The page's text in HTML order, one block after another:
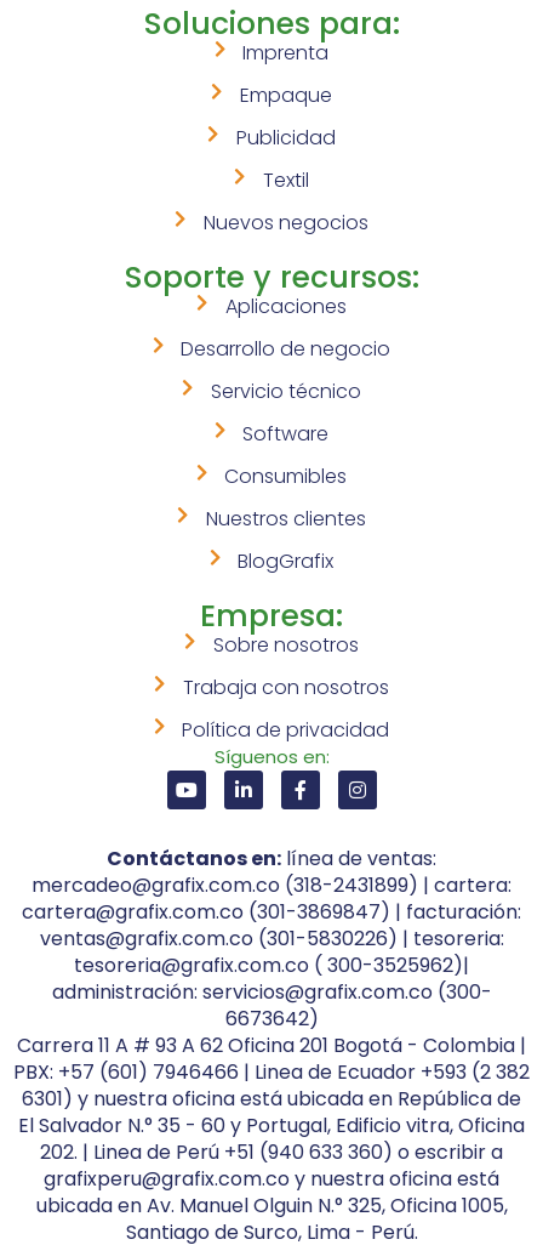
Soluciones para:
Imprenta
Empaque
Publicidad
Textil
Nuevos negocios
Soporte y recursos:
Aplicaciones
Desarrollo de negocio
Servicio técnico
Software
Consumibles
Nuestros clientes
BlogGrafix
Empresa:
Sobre nosotros
Trabaja con nosotros
Política de privacidad
Síguenos en:
Contáctanos en: línea de ventas:
mercadeo@grafix.com.co (318-2431899) | cartera:
cartera@grafix.com.co (301-3869847) | facturación:
ventas@grafix.com.co (301-5830226) | tesoreria:
tesoreria@grafix.com.co ( 300-3525962)|
administración: servicios@grafix.com.co (300-
6673642)
Carrera 11 A # 93 A 62 Oficina 201 Bogotá - Colombia |
PBX: +57 (601) 7946466 | Linea de Ecuador +593 (2 382
6301) y nuestra oficina está ubicada en República de
El Salvador N.° 35 - 60 y Portugal, Edificio vitra, Oficina
202. | Linea de Perú +51 (940 633 360) o escribir a
grafixperu@grafix.com.co y nuestra oficina está
ubicada en Av. Manuel Olguin N.° 325, Oficina 1005,
Santiago de Surco, Lima - Perú.